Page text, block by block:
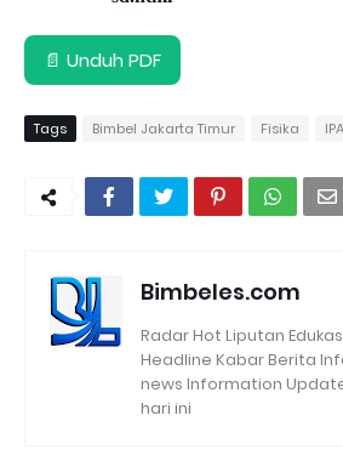
📄 Unduh PDF
Tags Bimbel Jakarta Timur Fisika IPA
Bimbeles.com
Radar Hot Liputan
Headline Kabar Berita
news Information
hari ini